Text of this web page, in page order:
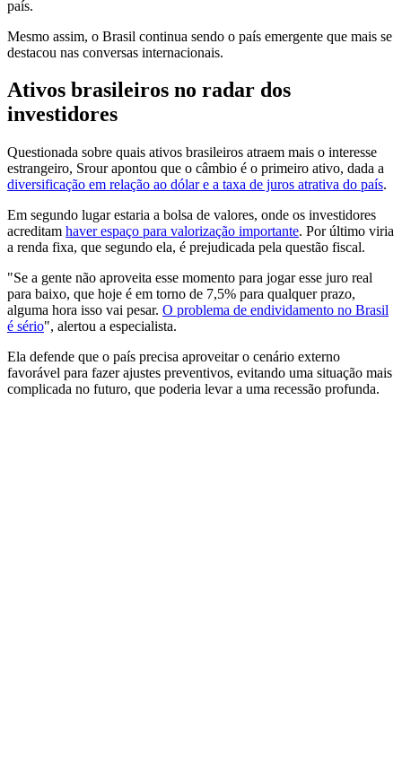
país.
Mesmo assim, o Brasil continua sendo o país emergente que mais se
destacou nas conversas internacionais.
Ativos brasileiros no radar dos
investidores
Questionada sobre quais ativos brasileiros atraem mais o interesse
estrangeiro, Srour apontou que o câmbio é o primeiro ativo, dada a
diversificação em relação ao dólar e a taxa de juros atrativa do país.
Em segundo lugar estaria a bolsa de valores, onde os investidores
acreditam haver espaço para valorização importante. Por último viria
a renda fixa, que segundo ela, é prejudicada pela questão fiscal.
"Se a gente não aproveita esse momento para jogar esse juro real
para baixo, que hoje é em torno de 7,5% para qualquer prazo,
alguma hora isso vai pesar. O problema de endividamento no Brasil
é sério", alertou a especialista.
Ela defende que o país precisa aproveitar o cenário externo
favorável para fazer ajustes preventivos, evitando uma situação mais
complicada no futuro, que poderia levar a uma recessão profunda.